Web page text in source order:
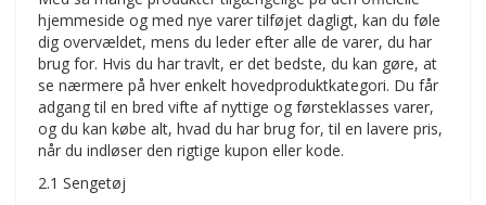
hjemmeside og med nye varer tilføjet dagligt, kan du føle
dig overvældet, mens du leder efter alle de varer, du har
brug for. Hvis du har travlt, er det bedste, du kan gøre, at
se nærmere på hver enkelt hovedproduktkategori. Du får
adgang til en bred vifte af nyttige og førsteklasses varer,
og du kan købe alt, hvad du har brug for, til en lavere pris,
når du indløser den rigtige kupon eller kode.
2.1 Sengetøj